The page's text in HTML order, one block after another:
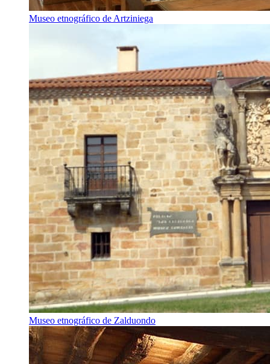
Museo etnográfico de Artziniega
Museo etnográfico de Zalduondo